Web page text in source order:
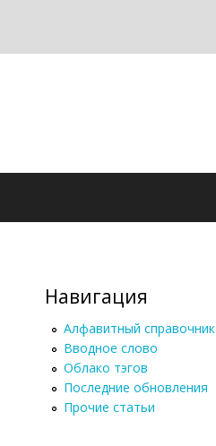
Навигация
Алфавитный справочник
Вводное слово
Облако тэгов
Последние обновления
Прочие статьи